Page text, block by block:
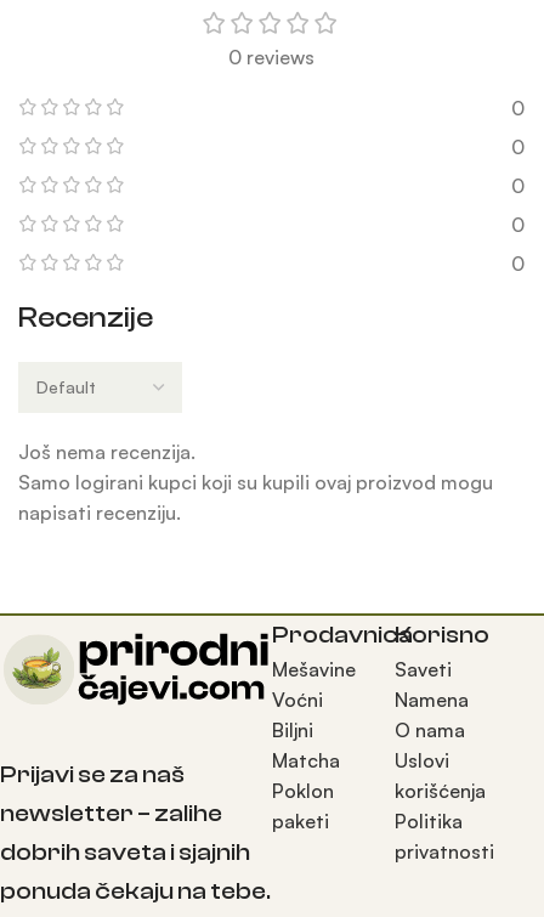
0 reviews
0
0
0
0
0
Recenzije
Još nema recenzija.
Samo logirani kupci koji su kupili ovaj proizvod mogu
napisati recenziju.
Prijavi se za naš
newsletter – zalihe
dobrih saveta i sjajnih
ponuda čekaju na tebe.
Prodavnica
Mešavine
Voćni
Biljni
Matcha
Poklon
paketi
Korisno
Saveti
Namena
O nama
Uslovi
korišćenja
Politika
privatnosti